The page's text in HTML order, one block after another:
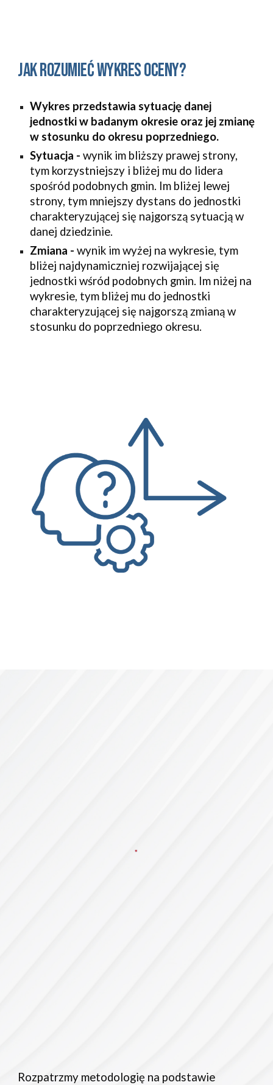
Jak rozumieć wykres oceny?
Wykres przedstawia sytuację danej
jednostki w badanym okresie oraz jej zmianę
w stosunku do okresu poprzedniego.
Sytuacja -wynik im bliższy prawej strony,
tym korzystniejszy i bliżej mu do lidera
spośród podobnych gmin. Im bliżej lewej
strony, tym mniejszy dystans do jednostki
charakteryzującej się najgorszą sytuacją w
danej dziedzinie.
Zmiana -wynik im wyżej na wykresie, tym
bliżej najdynamiczniej rozwijającej się
jednostki wśród podobnych gmin. Im niżej na
wykresie, tym bliżej mu do jednostki
charakteryzującej się najgorszą zmianą w
stosunku do poprzedniego okresu.
Rozpatrzmy metodologię na podstawie